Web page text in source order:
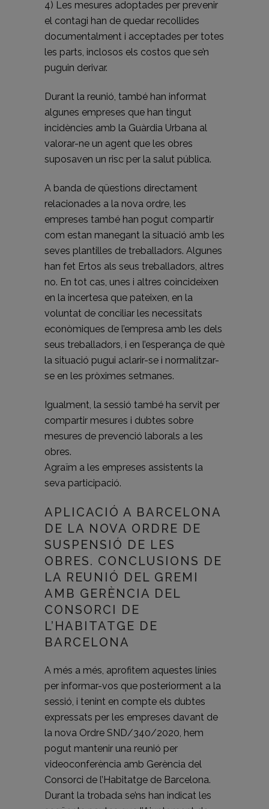
4) Les mesures adoptades per prevenir
el contagi han de quedar recollides
documentalment i acceptades per totes
les parts, inclosos els costos que se’n
puguin derivar.
Durant la reunió, també han informat
algunes empreses que han tingut
incidències amb la Guàrdia Urbana al
valorar-ne un agent que les obres
suposaven un risc per la salut pública.
A banda de qüestions directament
relacionades a la nova ordre, les
empreses també han pogut compartir
com estan manegant la situació amb les
seves plantilles de treballadors. Algunes
han fet Ertos als seus treballadors, altres
no. En tot cas, unes i altres coincideixen
en la incertesa que pateixen, en la
voluntat de conciliar les necessitats
econòmiques de l’empresa amb les dels
seus treballadors, i en l’esperança de què
la situació pugui aclarir-se i normalitzar-
se en les pròximes setmanes.
Igualment, la sessió també ha servit per
compartir mesures i dubtes sobre
mesures de prevenció laborals a les
obres.
Agraïm a les empreses assistents la
seva participació.
APLICACIÓ A BARCELONA
DE LA NOVA ORDRE DE
SUSPENSIÓ DE LES
OBRES. CONCLUSIONS DE
LA REUNIÓ DEL GREMI
AMB GERÈNCIA DEL
CONSORCI DE
L’HABITATGE DE
BARCELONA
A més a més, aprofitem aquestes línies
per informar-vos que posteriorment a la
sessió, i tenint en compte els dubtes
expressats per les empreses davant de
la nova Ordre SND/340/2020, hem
pogut mantenir una reunió per
videoconferència amb Gerència del
Consorci de l’Habitatge de Barcelona.
Durant la trobada se’ns han indicat les